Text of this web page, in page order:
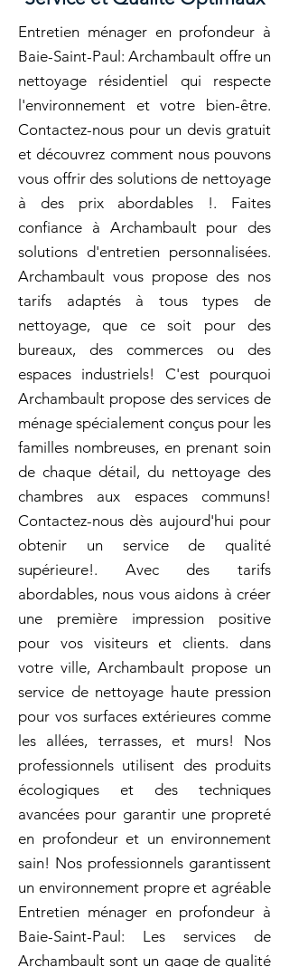
Entretien ménager en profondeur à
Baie-Saint-Paul: Archambault offre un
nettoyage résidentiel qui respecte
l'environnement et votre bien-être.
Contactez-nous pour un devis gratuit
et découvrez comment nous pouvons
vous offrir des solutions de nettoyage
à des prix abordables !. Faites
confiance à Archambault pour des
solutions d'entretien personnalisées.
Archambault vous propose des nos
tarifs adaptés à tous types de
nettoyage, que ce soit pour des
bureaux, des commerces ou des
espaces industriels! C'est pourquoi
Archambault propose des services de
ménage spécialement conçus pour les
familles nombreuses, en prenant soin
de chaque détail, du nettoyage des
chambres aux espaces communs!
Contactez-nous dès aujourd'hui pour
obtenir un service de qualité
supérieure!. Avec des tarifs
abordables, nous vous aidons à créer
une première impression positive
pour vos visiteurs et clients. dans
votre ville, Archambault propose un
service de nettoyage haute pression
pour vos surfaces extérieures comme
les allées, terrasses, et murs! Nos
professionnels utilisent des produits
écologiques et des techniques
avancées pour garantir une propreté
en profondeur et un environnement
sain! Nos professionnels garantissent
un environnement propre et agréable
Entretien ménager en profondeur à
Baie-Saint-Paul: Les services de
Archambault sont un gage de qualité